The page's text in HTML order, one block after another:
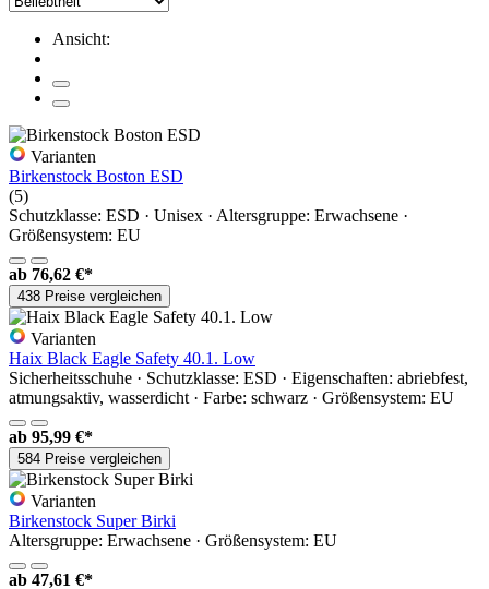
Ansicht:
Varianten
Birkenstock Boston ESD
(5)
Schutzklasse: ESD · Unisex · Altersgruppe: Erwachsene ·
Größensystem: EU
ab 76,62 €*
438 Preise vergleichen
Varianten
Haix Black Eagle Safety 40.1. Low
Sicherheitsschuhe · Schutzklasse: ESD · Eigenschaften: abriebfest,
atmungsaktiv, wasserdicht · Farbe: schwarz · Größensystem: EU
ab 95,99 €*
584 Preise vergleichen
Varianten
Birkenstock Super Birki
Altersgruppe: Erwachsene · Größensystem: EU
ab 47,61 €*